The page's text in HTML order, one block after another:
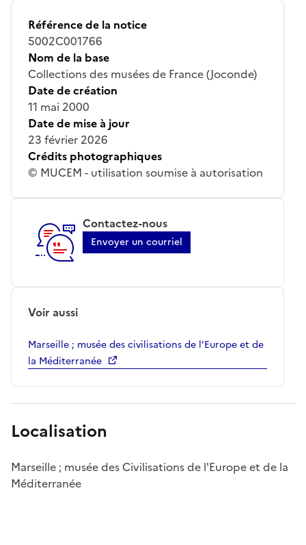
Référence de la notice
5002C001766
Nom de la base
Collections des musées de France (Joconde)
Date de création
11 mai 2000
Date de mise à jour
23 février 2026
Crédits photographiques
© MUCEM - utilisation soumise à autorisation
Contactez-nous
Envoyer un courriel
Voir aussi
Marseille ; musée des civilisations de l'Europe et de
la Méditerranée
Localisation
Marseille ; musée des Civilisations de l'Europe et de la
Méditerranée